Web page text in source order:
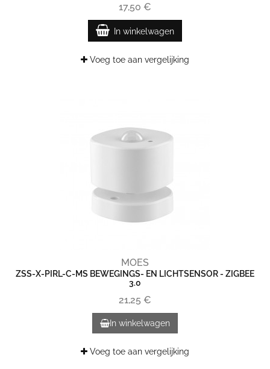
17,50 €
In winkelwagen
Voeg toe aan vergelijking
MOES
ZSS-X-PIRL-C-MS BEWEGINGS- EN LICHTSENSOR - ZIGBEE
3.0
21,25 €
In winkelwagen
Voeg toe aan vergelijking